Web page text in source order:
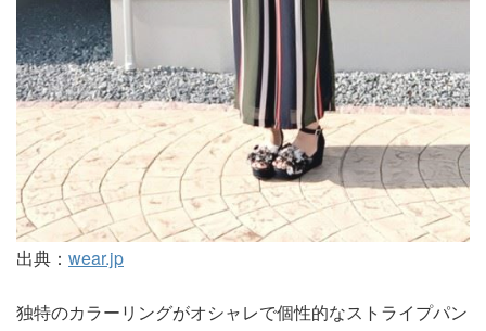
出典： wear.jp
独特のカラーリングがオシャレで個性的なストライプパン